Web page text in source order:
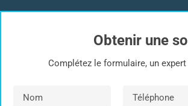
Obtenir une
Complétez le formulaire, un